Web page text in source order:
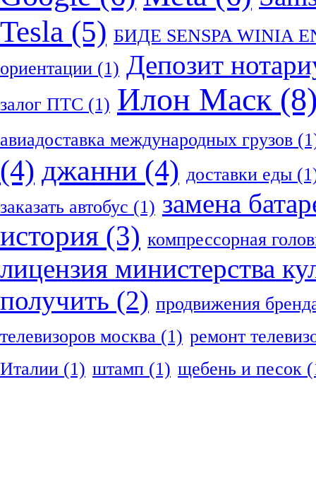
Tesla (5) БИДЕ SENSPA WINIA
ориентации (1) Депозит
залог ПТС (1) Илон Маск
авиадоставка международных грузов
(4) джанни (4) доставки еды
заказать автобус (1) замена
история (3) компрессорная
лицензия министерства
получить (2) продвижения
телевизоров москва (1) ремонт
Италии (1) штамп (1) щебень и песок